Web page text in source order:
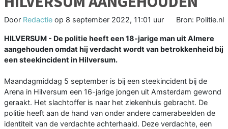
Door Redactie op 8 september 2022, 11:01 uur Bron: Politie.nl
HILVERSUM - De politie heeft een 18-jarige man uit Almere
aangehouden omdat hij verdacht wordt van betrokkenheid bij
een steekincident in Hilversum.
Maandagmiddag 5 september is bij een steekincident bij de
Arena in Hilversum een 16-jarige jongen uit Amsterdam gewond
geraakt. Het slachtoffer is naar het ziekenhuis gebracht. De
politie heeft aan de hand van onder andere camerabeelden de
identiteit van de verdachte achterhaald. Deze verdachte, een